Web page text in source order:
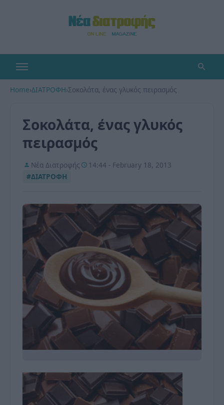
Home›ΔΙΑΤΡΟΦΗ›Σοκολάτα, ένας γλυκός πειρασμός
Σοκολάτα, ένας γλυκός
πειρασμός
Νέα Διατροφής
14:44 - February 18, 2013
#ΔΙΑΤΡΟΦΗ